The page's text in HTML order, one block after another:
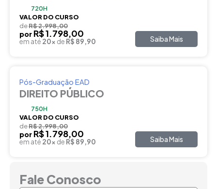
720H
VALOR DO CURSO
deR$ 2.998,00
por R$ 1.798,00
em até 20x de R$ 89,90 Saiba Mais
Pós-Graduação EAD
DIREITO PÚBLICO
750H
VALOR DO CURSO
deR$ 2.998,00
por R$ 1.798,00
em até 20x de R$ 89,90 Saiba Mais
Fale Conosco